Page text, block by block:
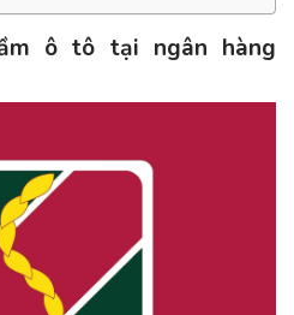
ô tô tại ngân hàng